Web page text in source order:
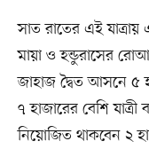
সাত রাতের এই
মায়া ও হন্ডুরাসের
জাহাজ দ্বৈত আসনে ৫
৭ হাজারের বেশি
নিয়োজিত থাকবেন ২